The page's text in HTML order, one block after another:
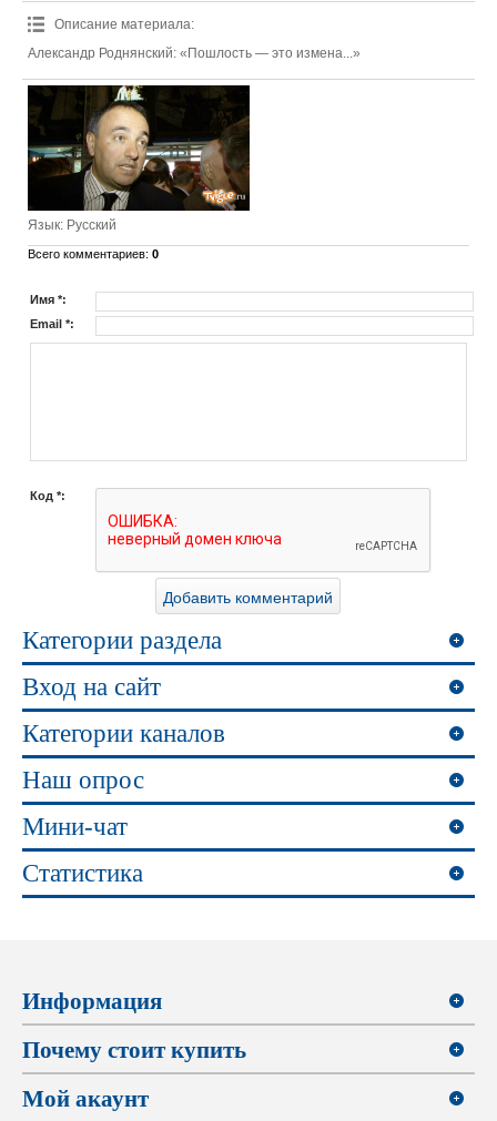
Описание материала:
Александр Роднянский: «Пошлость — это измена...»
Язык: Русский
Всего комментариев: 0
Имя *:
Email *:
Код *:
Категории раздела
Вход на сайт
Категории каналов
Наш опрос
Мини-чат
Статистика
Информация
Почему стоит купить
Мой акаунт